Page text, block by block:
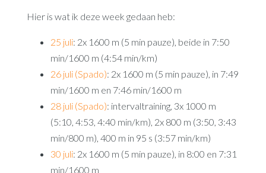
Hier is wat ik deze week gedaan heb:
25 juli: 2x 1600 m (5 min pauze), beide in 7:50
min/1600 m (4:54 min/km)
26 juli (Spado): 2x 1600 m (5 min pauze), in 7:49
min/1600 m en 7:46 min/1600 m
28 juli (Spado): intervaltraining, 3x 1000 m
(5:10, 4:53, 4:40 min/km), 2x 800 m (3:50, 3:43
min/800 m), 400 m in 95 s (3:57 min/km)
30 juli: 2x 1600 m (5 min pauze), in 8:00 en 7:31
min/1600 m